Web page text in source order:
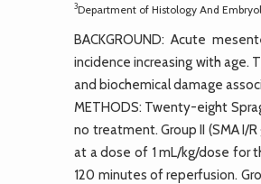
3Department of Histology And
BACKGROUND: Acute
incidence increasing with age.
and biochemical damage
METHODS: Twenty-eight
no treatment. Group II (SMA I/
at a dose of 1 mL/kg/dose for
120 minutes of reperfusion.